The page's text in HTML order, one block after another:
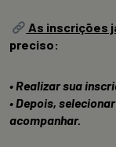
As inscrições
preciso:
• Realizar sua
• Depois,
acompanhar.